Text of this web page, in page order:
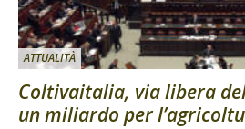
ATTUALITÀ
Coltivaitalia, via libera
un miliardo per